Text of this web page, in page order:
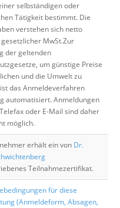
selbständigen oder
Tätigkeit bestimmt. Die
verstehen sich netto
MwSt.Zur
der geltenden
um günstige Preise
und die Umwelt zu
das Anmeldeverfahren
automatisiert. Anmeldungen
oder E-Mail sind daher
möglich.
erhält ein von Dr.
Teilnahmezertifikat.
für diese
(Anmeldeform, Absagen,